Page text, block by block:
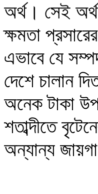
অর্থ। সেই
ক্ষমতা
এভাবে যে
দেশে চালান
অনেক টাকা
শতাব্দীতে
অন্যান্য